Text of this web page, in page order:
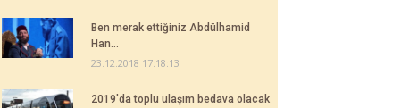
Ben merak ettiğiniz Abdülhamid
Han...
23.12.2018 17:18:13
2019'da toplu ulaşım bedava olacak